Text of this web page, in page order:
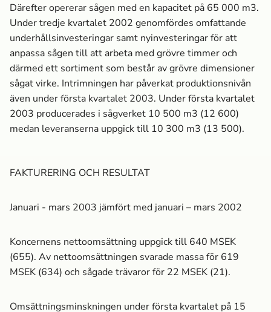
Därefter opererar sågen med en kapacitet på 65 000 m3.
Under tredje kvartalet 2002 genomfördes omfattande
underhållsinvesteringar samt nyinvesteringar för att
anpassa sågen till att arbeta med grövre timmer och
därmed ett sortiment som består av grövre dimensioner
sågat virke. Intrimningen har påverkat produktionsnivån
även under första kvartalet 2003. Under första kvartalet
2003 producerades i sågverket 10 500 m3 (12 600)
medan leveranserna uppgick till 10 300 m3 (13 500).
FAKTURERING OCH RESULTAT
Januari - mars 2003 jämfört med januari – mars 2002
Koncernens nettoomsättning uppgick till 640 MSEK
(655). Av nettoomsättningen svarade massa­ för 619
MSEK (634) och sågade trävaror för 22 MSEK (21).
Omsättningsminskningen under första kvartalet på 15